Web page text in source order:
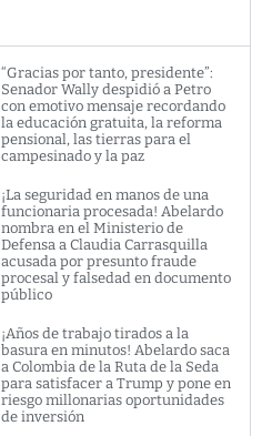
“Gracias por tanto, presidente”:
Senador Wally despidió a Petro
con emotivo mensaje recordando
la educación gratuita, la reforma
pensional, las tierras para el
campesinado y la paz
¡La seguridad en manos de una
funcionaria procesada! Abelardo
nombra en el Ministerio de
Defensa a Claudia Carrasquilla
acusada por presunto fraude
procesal y falsedad en documento
público
¡Años de trabajo tirados a la
basura en minutos! Abelardo saca
a Colombia de la Ruta de la Seda
para satisfacer a Trump y pone en
riesgo millonarias oportunidades
de inversión